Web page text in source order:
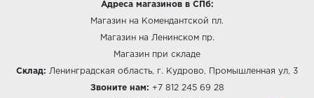
Адреса магазинов в СПб:
Магазин на Комендантской пл.
Магазин на Ленинском пр.
Магазин при складе
Склад: Ленинградская область, г. Кудрово, Промышленная ул, 3
Звоните нам: +7 812 245 69 28